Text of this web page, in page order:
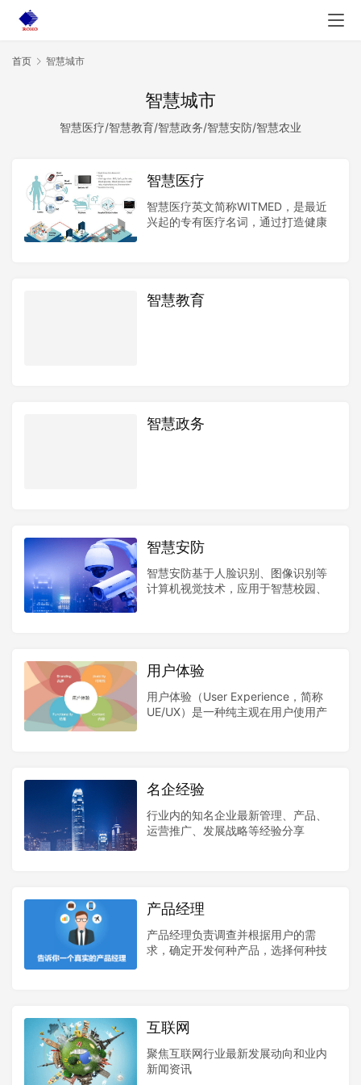
首页 智慧城市
智慧城市
智慧医疗/智慧教育/智慧政务/智慧安防/智慧农业
智慧医疗
智慧医疗英文简称WITMED，是最近
兴起的专有医疗名词，通过打造健康
智慧教育
智慧政务
智慧安防
智慧安防基于人脸识别、图像识别等
计算机视觉技术，应用于智慧校园、
求，提供门禁、门禁系统、测温一体
机等设备。
用户体验
用户体验（User Experience，简称
UE/UX）是一种纯主观在用户使用产
名企经验
行业内的知名企业最新管理、产品、
运营推广、发展战略等经验分享
产品经理
产品经理负责调查并根据用户的需
求，确定开发何种产品，选择何种技
互联网
聚焦互联网行业最新发展动向和业内
新闻资讯